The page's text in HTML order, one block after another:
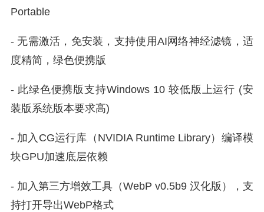
Portable
- 无需激活，免安装，支持使用AI网络神经滤镜，适
度精简，绿色便携版
- 此绿色便携版支持Windows 10 较低版上运行 (安
装版系统版本要求高)
- 加入CG运行库（NVIDIA Runtime Library）编译模
块GPU加速底层依赖
- 加入第三方增效工具（WebP v0.5b9 汉化版），支
持打开导出WebP格式